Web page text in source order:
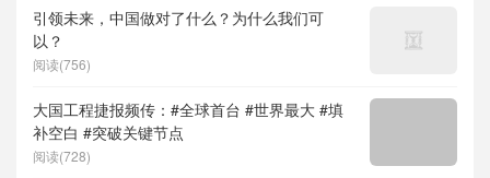
引领未来，中国做对了什么？为什么我们可
以？
阅读(756)
大国工程捷报频传：#全球首台 #世界最大 #填
补空白 #突破关键节点
阅读(728)